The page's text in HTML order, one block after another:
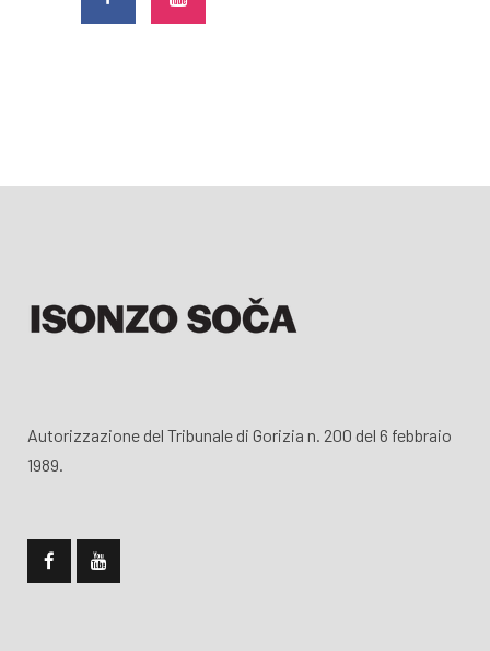
Autorizzazione del Tribunale di Gorizia n. 200 del 6 febbraio
1989.